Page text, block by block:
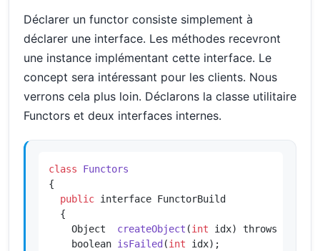
Déclarer un functor consiste simplement à
déclarer une interface. Les méthodes recevront
une instance implémentant cette interface. Le
concept sera intéressant pour les clients. Nous
verrons cela plus loin. Déclarons la classe utilitaire
Functors et deux interfaces internes.
class
Functors
{
public interface FunctorBuild
  {
Object createObject (int idx)
throws
boolean isFailed (int idx) ;